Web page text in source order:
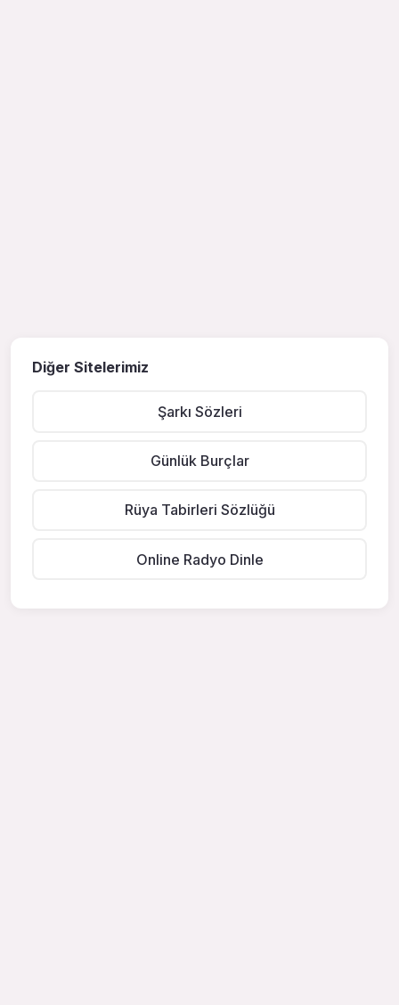
Diğer Sitelerimiz
Şarkı Sözleri
Günlük Burçlar
Rüya Tabirleri Sözlüğü
Online Radyo Dinle